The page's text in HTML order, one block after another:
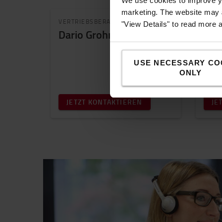
marketing. The website
"View Details" to read more
USE NECESSARY
ONLY
VERTRIEBSBERATER
Dario Grohmann
JETZT KONTAKTIEREN